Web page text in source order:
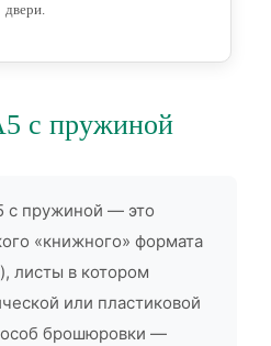
двери.
с пружиной
с пружиной — это
«книжного» формата
листы в котором
или пластиковой
брошюровки —